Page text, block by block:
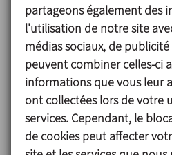
d’un raccord hygiénique
Différents types de
de qualité alimentaire.
Moteur électrique, triphasé,
L’agitateur présente une
est entièrement
options pour l’entraînement,
d’étanchéité, la finition de
partageons également des
l'utilisation de notre site
médias sociaux, de
peuvent combiner celles-ci
informations que vous leur
ont collectées lors de votre
services. Cependant, le
de cookies peut affecter